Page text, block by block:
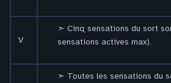
V
Cinq sensations du sort
sensations actives max).
Toutes les sensations du